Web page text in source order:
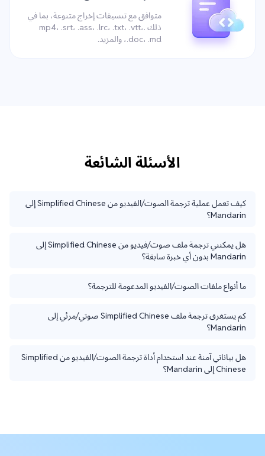
متوافق مع تنسيقات إخراج متنوعة، بما في
ذلك .mp4، .srt، .ass، .lrc، .txt، .vtt،
.doc، .md، والمزيد.
الأسئلة الشائعة
كيف تعمل عملية ترجمة الصوت/الفيديو من Simplified Chinese إلى
Mandarin؟
هل يمكنني ترجمة ملف صوت/فيديو من Simplified Chinese إلى
Mandarin بدون أي خبرة سابقة؟
ما أنواع ملفات الصوت/الفيديو المدعومة للترجمة؟
كم يستغرق ترجمة ملف Simplified Chinese صوتي/مرئي إلى
Mandarin؟
هل بياناتي آمنة عند استخدام أداة ترجمة الصوت/الفيديو من Simplified
Chinese إلى Mandarin؟